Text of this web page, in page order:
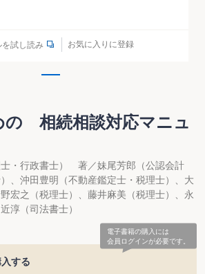
試し読み お気に入りに登録
の 相続相談対応マニュ
・行政書士） 著／妹尾芳郎（公認会計
、沖田豊明（不動産鑑定士・税理士）、大
宏之（税理士）、藤井麻美（税理士）、永
淳（司法書士）
電子書籍の購入には
会員ログインが必要です。
する